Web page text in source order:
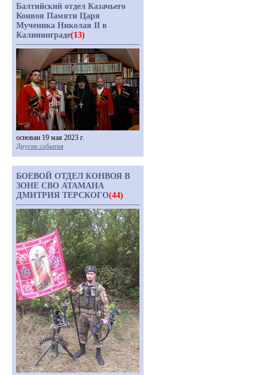
Балтийский отдел Казачьего
Конвоя Памяти Царя
Мученика Николая II в
Калининграде(13)
основан 19 мая 2023 г.
Другие события
БОЕВОЙ ОТДЕЛ КОНВОЯ В
ЗОНЕ СВО АТАМАНА
ДМИТРИЯ ТЕРСКОГО(44)